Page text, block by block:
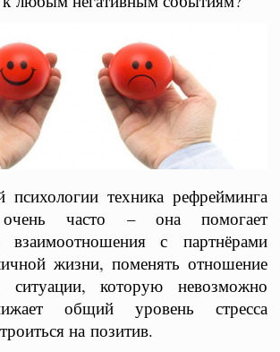
психологии техника рефрейминга
очень часто – она помогает
взаимоотношения с партнёрами
жизни, поменять отношение
ситуации, которую невозможно
общий уровень стресса
на позитив.